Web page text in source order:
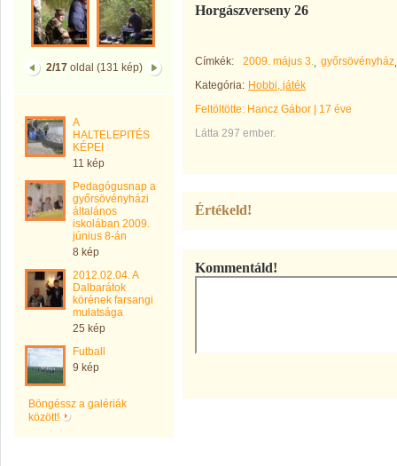
2/17oldal (131 kép)
A
HALTELEPITÉS
KÉPEI
11 kép
Pedagógusnap a
győrsövényházi
általános
iskolában 2009.
június 8-án
8 kép
2012.02.04. A
Dalbarátok
körének farsangi
mulatsága
25 kép
Futball
9 kép
Böngéssz a galériák
között!
Horgászverseny 26
Címkék: 2009. május 3. győrsövényház
Kategória: Hobbi, játék
Feltöltötte: Hancz Gábor
17 éve
Látta 297 ember.
Értékeld!
Kommentáld!